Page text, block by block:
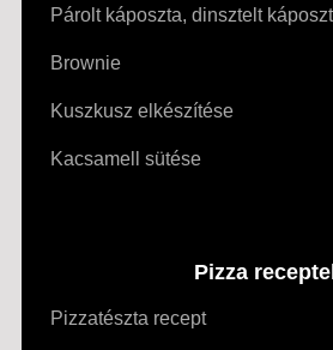
Párolt káposzta, dinsztelt
Brownie
Kuszkusz elkészítése
Kacsamell sütése
Pizza
Pizzatészta recept